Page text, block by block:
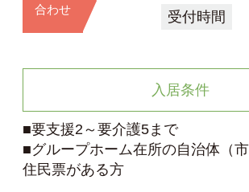
合わせ
受付時間
入居条件
■要支援2～要介護5まで
■グループホーム在所の自治体（
住民票がある方